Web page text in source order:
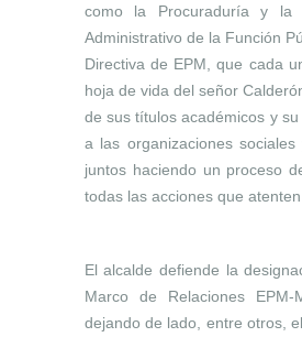
como la Procuraduría y la
Administrativo de la Función
Directiva de EPM, que cada
hoja de vida del señor
de sus títulos académicos y
a las organizaciones
juntos haciendo un proceso
todas las acciones que
El alcalde defiende la
Marco de Relaciones EPM-
dejando de lado, entre otros,